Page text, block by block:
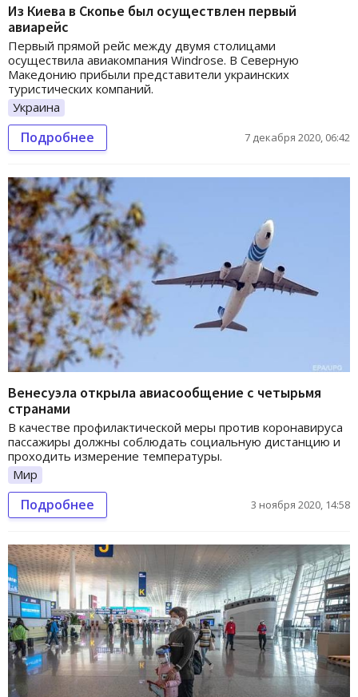
Из Киева в Скопье был осуществлен первый
авиарейс
Первый прямой рейс между двумя столицами
осуществила авиакомпания Windrose. В Северную
Македонию прибыли представители украинских
туристических компаний.
Украина
Подробнее 7 декабря 2020, 06:42
Венесуэла открыла авиасообщение с четырьмя
странами
В качестве профилактической меры против коронавируса
пассажиры должны соблюдать социальную дистанцию и
проходить измерение температуры.
Мир
Подробнее 3 ноября 2020, 14:58